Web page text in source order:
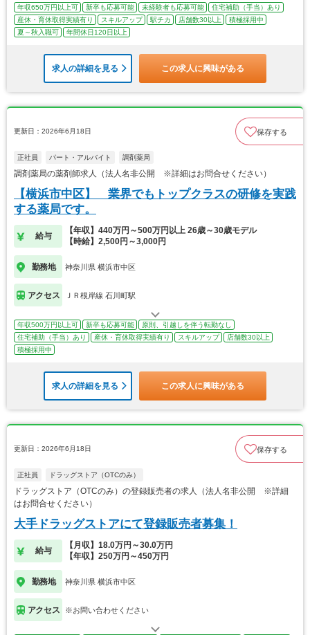
年収650万円以上可 新卒も応募可能 未経験者も応募可能
住宅補助（手当）あり
産休・育休取得実績有り
スキルアップ 駅チカ 店舗数30以上
積極採用中
夏～秋入職可
年間休日120日以上
求人の詳細を見る この求人に興味がある
更新日：2026年6月18日 保存する
正社員 パート・アルバイト 調剤薬局
調剤薬局の薬剤師求人（法人名非公開 ※詳細はお問合せください）
【横浜市中区】 業界でもトップクラスの研修を実践
する薬局です。
給与
【年収】440万円～500万円以上 26歳～30歳モデル
【時給】2,500円～3,000円
勤務地 神奈川県 横浜市中区
アクセス ＪＲ根岸線 石川町駅
年収500万円以上可 新卒も応募可能
原則、引越しを伴う転勤なし
住宅補助（手当）あり
産休・育休取得実績有り スキルアップ
店舗数30以上
積極採用中
求人の詳細を見る この求人に興味がある
更新日：2026年6月18日 保存する
正社員 ドラッグストア（OTCのみ）
ドラッグストア（OTCのみ）の登録販売者の求人（法人名非公開 ※詳細
はお問合せください）
大手ドラッグストアにて登録販売者募集！
給与
【月収】18.0万円～30.0万円
【年収】250万円～450万円
勤務地 神奈川県 横浜市中区
アクセス ※お問い合わせください